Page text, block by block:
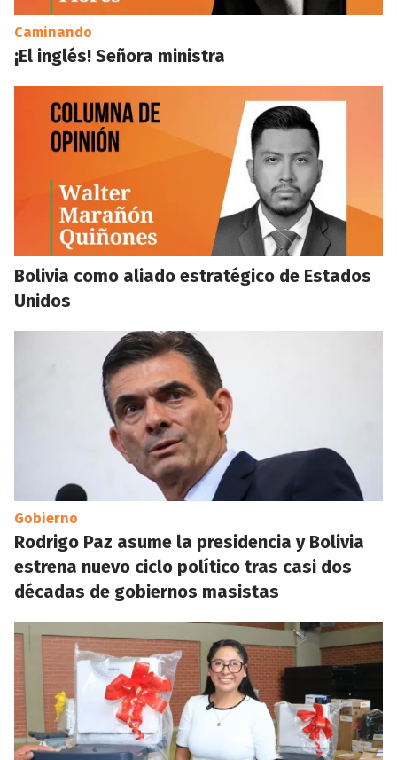
Caminando
¡El inglés! Señora ministra
Bolivia como aliado estratégico de Estados
Unidos
Gobierno
Rodrigo Paz asume la presidencia y Bolivia
estrena nuevo ciclo político tras casi dos
décadas de gobiernos masistas